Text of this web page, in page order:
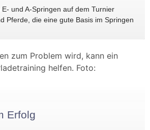
und A-Springen auf dem Turnier
Pferde, die eine gute Basis im Springen
Erfolg